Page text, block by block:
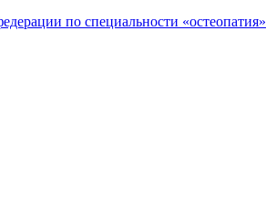
по специальности «остеопатия»